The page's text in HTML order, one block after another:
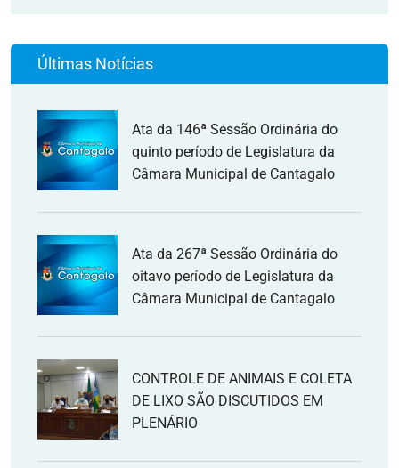
Últimas Notícias
Ata da 146ª Sessão Ordinária do
quinto período de Legislatura da
Câmara Municipal de Cantagalo
Ata da 267ª Sessão Ordinária do
oitavo período de Legislatura da
Câmara Municipal de Cantagalo
CONTROLE DE ANIMAIS E COLETA
DE LIXO SÃO DISCUTIDOS EM
PLENÁRIO